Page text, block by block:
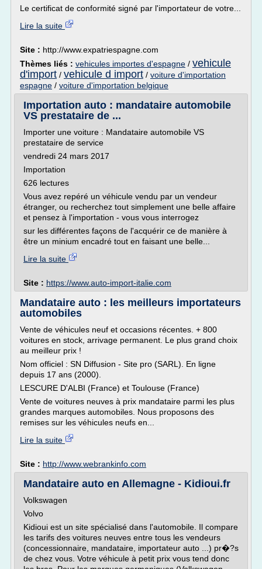
Le certificat de conformité signé par l'importateur de votre...
Lire la suite
Site : http://www.expatriespagne.com
Thèmes liés : vehicules importes d'espagne / vehicule
d'import / vehicule d import / voiture d'importation
espagne / voiture d'importation belgique
Importation auto : mandataire automobile
VS prestataire de ...
Importer une voiture : Mandataire automobile VS
prestataire de service
vendredi 24 mars 2017
Importation
626 lectures
Vous avez repéré un véhicule vendu par un vendeur
étranger, ou recherchez tout simplement une belle affaire
et pensez à l'importation - vous vous interrogez
sur les différentes façons de l'acquérir ce de manière à
être un minium encadré tout en faisant une belle...
Lire la suite
Site : https://www.auto-import-italie.com
Mandataire auto : les meilleurs importateurs
automobiles
Vente de véhicules neuf et occasions récentes. + 800
voitures en stock, arrivage permanent. Le plus grand choix
au meilleur prix !
Nom officiel : SN Diffusion - Site pro (SARL). En ligne
depuis 17 ans (2000).
LESCURE D'ALBI (France) et Toulouse (France)
Vente de voitures neuves à prix mandataire parmi les plus
grandes marques automobiles. Nous proposons des
remises sur les véhicules neufs en...
Lire la suite
Site : http://www.webrankinfo.com
Mandataire auto en Allemagne - Kidioui.fr
Volkswagen
Volvo
Kidioui est un site spécialisé dans l'automobile. Il compare
les tarifs des voitures neuves entre tous les vendeurs
(concessionnaire, mandataire, importateur auto ...) pr�?s
de chez vous. Votre véhicule à petit prix vous tend donc